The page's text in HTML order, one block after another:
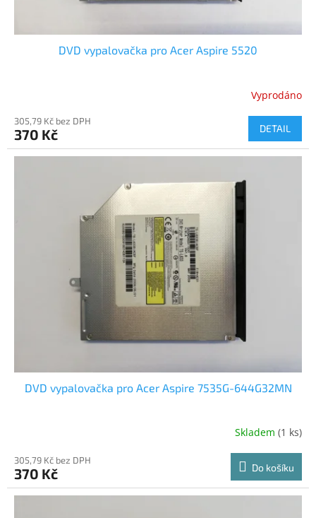
DVD vypalovačka pro Acer Aspire 5520
Vyprodáno
305,79 Kč bez DPH
370 Kč DETAIL
DVD vypalovačka pro Acer Aspire 7535G-644G32MN
Skladem (1 ks)
305,79 Kč bez DPH
370 Kč Do košíku